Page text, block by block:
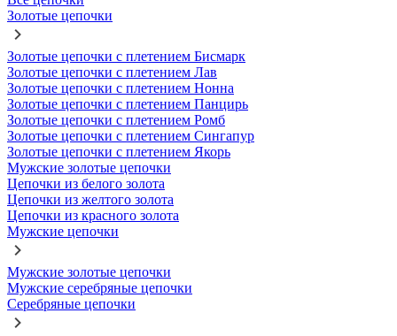
Золотые цепочки
Золотые цепочки с плетением Бисмарк
Золотые цепочки с плетением Лав
Золотые цепочки с плетением Нонна
Золотые цепочки с плетением Панцирь
Золотые цепочки с плетением Ромб
Золотые цепочки с плетением Сингапур
Золотые цепочки с плетением Якорь
Мужские золотые цепочки
Цепочки из белого золота
Цепочки из желтого золота
Цепочки из красного золота
Мужские цепочки
Мужские золотые цепочки
Мужские серебряные цепочки
Серебряные цепочки